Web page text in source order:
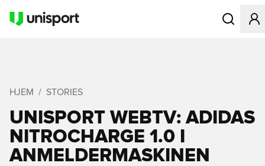
Åbner en
HJEM STORIES
UNISPORT WEBTV: ADIDAS
NITROCHARGE 1.0 I
ANMELDERMASKINEN